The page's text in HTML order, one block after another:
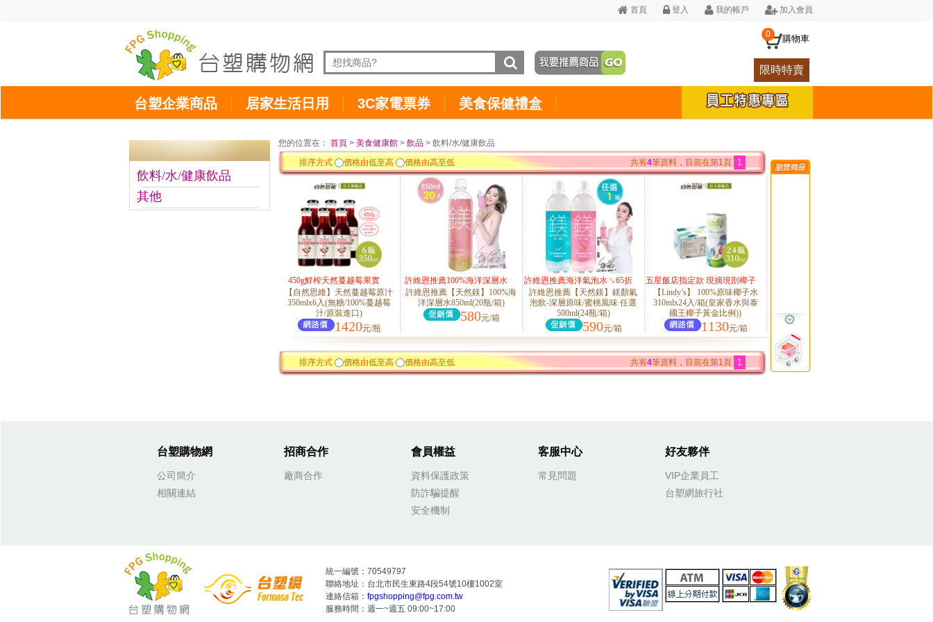
首頁 登入 我的帳戶 加入會員
0 購物車
限時特賣
台塑企業商品 居家生活日用 3C家電票券 美食保健禮盒
飲料/水/健康飲品
其他
您的位置在： 首頁 > 美食健康館 > 飲品 > 飲料/水/健康飲品
排序方式
價格由低至高 價格由高至低 共有4筆資料，目前在第1頁 1
450g鮮榨天然蔓越莓果實
【自然思維】天然蔓越莓原汁
350mlx6入(無糖/100%蔓越莓
汁/原裝進口)
1420元/瓶
許維恩推薦100%海洋深層水
↘65折up
許維恩推薦【天然鎂】100%海
洋深層水850ml(20瓶/箱)
580元/箱
許維恩推薦海洋氣泡水↘65折
up
許維恩推薦【天然鎂】鎂顏氣
泡飲-深層原味/蜜桃風味 任選
500ml(24瓶/箱)
590元/箱
五星飯店指定款 現摘現剖椰子
水
【Lindy’s】 100%原味椰子水
310mlx24入/箱(皇家香水與泰
國王椰子黃金比例))
1130元/箱
排序方式 價格由低至高 價格由高至低 共有4筆資料，目前在第1頁 1
台塑購物網
公司簡介
相關連結
招商合作
廠商合作
會員權益
資料保護政策
防詐騙提醒
安全機制
客服中心
常見問題
好友夥伴
VIP企業員工
台塑網旅行社
統一編號：70549797
聯絡地址：台北市民生東路4段54號10樓1002室
連絡信箱： fpgshopping@fpg.com.tw
服務時間：週一~週五 09:00~17:00